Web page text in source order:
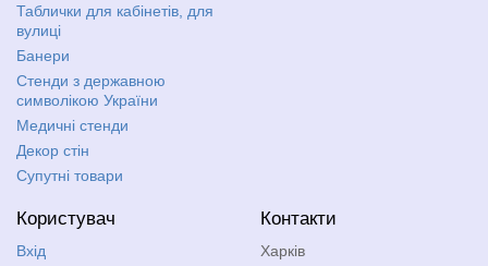
Таблички для кабінетів, для
вулиці
Банери
Стенди з державною
символікою України
Медичні стенди
Декор стін
Супутні товари
Користувач
Вхід
Контакти
Харків